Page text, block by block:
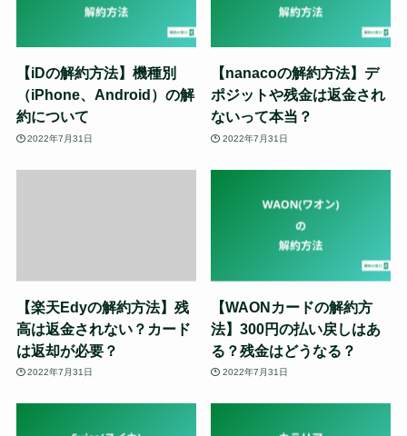
【iDの解約方法】機種別
（iPhone、Android）の解
約について
2022年7月31日
【nanacoの解約方法】デ
ポジットや残金は返金され
ないって本当？
2022年7月31日
【楽天Edyの解約方法】残
高は返金されない？カード
は返却が必要？
2022年7月31日
【WAONカードの解約方
法】300円の払い戻しはあ
る？残金はどうなる？
2022年7月31日